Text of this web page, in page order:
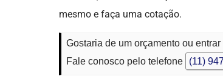
mesmo e faça uma cotação.
Gostaria de um orçamento ou
Fale conosco pelo telefone
(11)